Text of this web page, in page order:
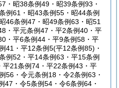
・昭38条例49・昭39条例93・
例61・昭43条例55・昭44条例
46条例47・昭49条例63・昭51
・平元条例47・平2条例40・平
・平6条例44・平9条例58・平
41・平12条例5(平12条例85)・
例52・平14条例63・平15条例
平21条例74・平22条例43・平
56・令元条例18・令2条例63・
47・令5条例54・令6条例64・